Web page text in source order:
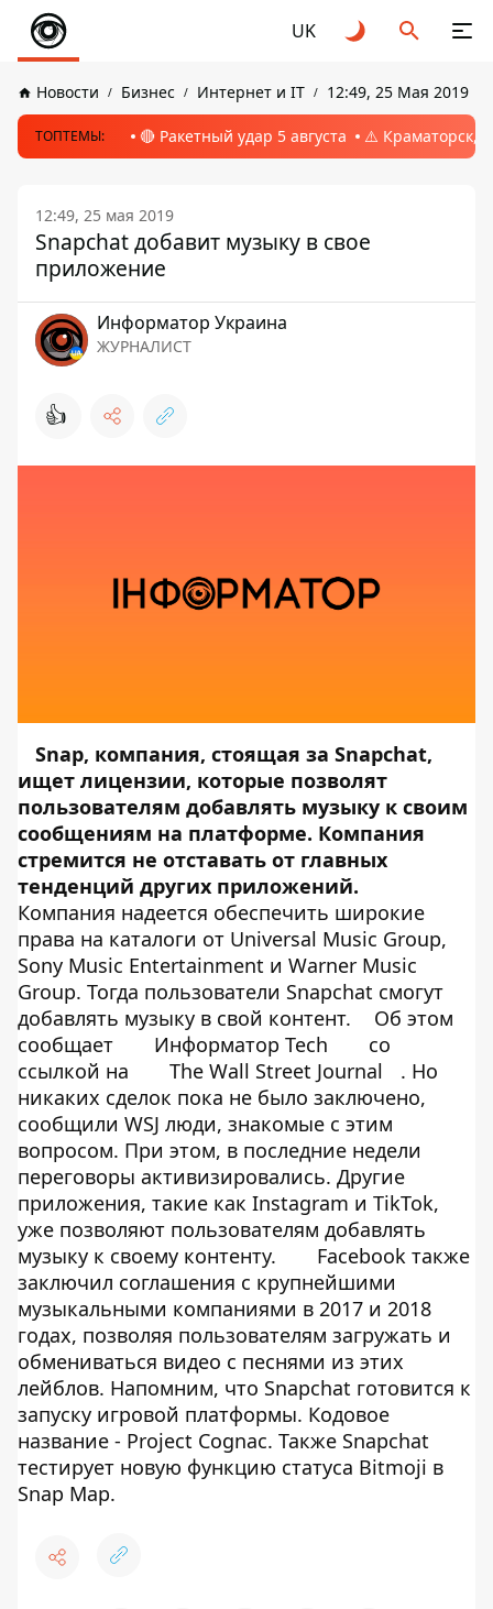
UK
Новости Бизнес Интернет и IT 12:49, 25 Мая 2019
ТОПТЕМЫ: 🔴 Ракетный удар 5 августа ⚠️ Краматорск,
12:49, 25 мая 2019
Snapchat добавит музыку в свое
приложение
Информатор Украина
ЖУРНАЛИСТ
👍
Snap, компания, стоящая за Snapchat,
ищет лицензии, которые позволят
пользователям добавлять музыку к своим
сообщениям на платформе. Компания
стремится не отставать от главных
тенденций других приложений.
Компания надеется обеспечить широкие
права на каталоги от Universal Music Group,
Sony Music Entertainment и Warner Music
Group. Тогда пользователи Snapchat смогут
добавлять музыку в свой контент.
Об этом
сообщает
Информатор Tech
со
ссылкой на
The Wall Street Journal
. Но
никаких сделок пока не было заключено,
сообщили WSJ люди, знакомые с этим
вопросом. При этом, в последние недели
переговоры активизировались. Другие
приложения, такие как Instagram и TikTok,
уже позволяют пользователям добавлять
музыку к своему контенту.
Facebook также
заключил соглашения с крупнейшими
музыкальными компаниями в 2017 и 2018
годах, позволяя пользователям загружать и
обмениваться видео с песнями из этих
лейблов. Напомним, что Snapchat готовится к
запуску игровой платформы. Кодовое
название - Project Cognac. Также Snapchat
тестирует новую функцию статуса Bitmoji в
Snap Map.